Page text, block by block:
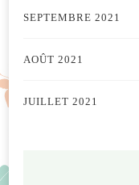
SEPTEMBRE 2021
AOÛT 2021
JUILLET 2021